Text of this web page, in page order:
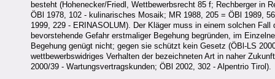
besteht (Hohenecker/Friedl, Wettbewerbsrecht 85 f; Rechberger in
ÖBl 1978, 102 - kulinarisches Mosaik; MR 1988, 205 = ÖBl 1989,
1999, 229 - ERINASOLUM). Der Kläger muss in einem solchen
bevorstehende Gefahr erstmaliger Begehung begründen, im
Begehung genügt nicht; gegen sie schützt kein Gesetz (ÖBl-LS
wettbewerbswidriges Verhalten der bezeichneten Art in naher
2000/39 - Wartungsvertragskunden; ÖBl 2002, 302 - Alpentrio Tirol).